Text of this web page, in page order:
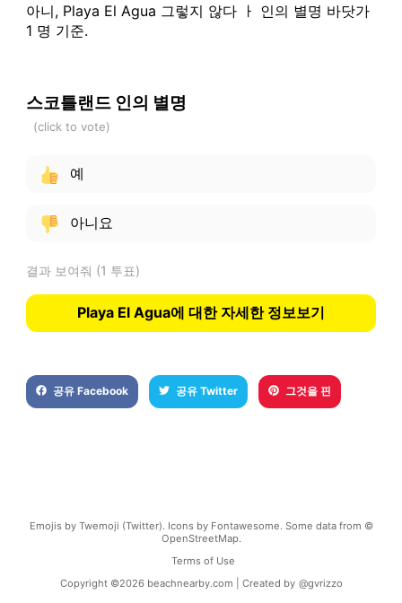
아니, Playa El Agua 그렇지 않다 ㅏ 인의 별명 바닷가
1 명 기준.
스코틀랜드 인의 별명
예
아니요
결과 보여줘 (1 투표)
Playa El Agua에 대한 자세한 정보보기
공유 Facebook 공유 Twitter 그것을 핀
Emojis by Twemoji (Twitter). Icons by Fontawesome. Some data from ©
OpenStreetMap.
Terms of Use
Copyright ©2026 beachnearby.com | Created by @gvrizzo